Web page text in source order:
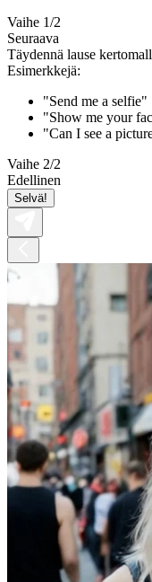
Vaihe 1/2
Seuraava
Täydennä lause
Esimerkkejä:
"Send me a selfie"
"Show me your
"Can I see a
Vaihe 2/2
Edellinen
Selvä!